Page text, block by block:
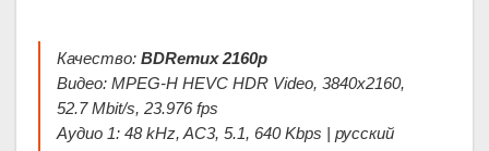
Качество:BDRemux 2160p
Видео: MPEG-H HEVC HDR Video, 3840x2160,
52.7 Mbit/s, 23.976 fps
Аудио 1: 48 kHz, AC3, 5.1, 640 Kbps | русский